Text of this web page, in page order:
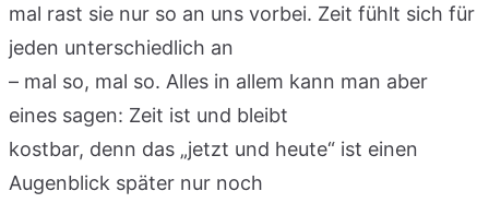
mal rast sie nur so an uns vorbei. Zeit fühlt sich für
jeden unterschiedlich an
– mal so, mal so. Alles in allem kann man aber
eines sagen: Zeit ist und bleibt
kostbar, denn das „jetzt und heute“ ist einen
Augenblick später nur noch